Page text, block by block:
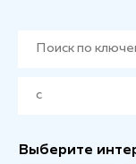
Выберите